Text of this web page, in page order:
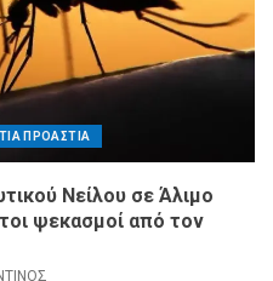
ΠΡΟΑΣΤΙΑ
Νείλου σε Άλιμο
ψεκασμοί από τον